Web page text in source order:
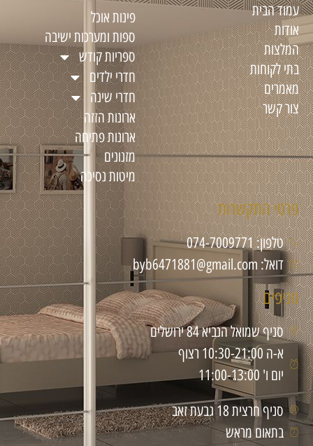
עמוד הבית
אודות
המלצות
בתי לקוחות
מאמרים
צור קשר
פינות אוכל
ספות ומערכות ישיבה
ספריות קודש
חדרי ילדים
חדרי שינה
ארונות הזזה
ארונות פתיחה
מזנונים
מיטות נסיכה
פרטי התקשרות
טלפון: 074-7009771
דואל: byb6471881@gmail.com
סניפים
סניף שמואל הנביא 84 ירושלים
א-ה 10:30-21:00 רצוף
יום ו' 11:00-13:00
סניף חרצית 18 גבעת זאב
בתאום מראש